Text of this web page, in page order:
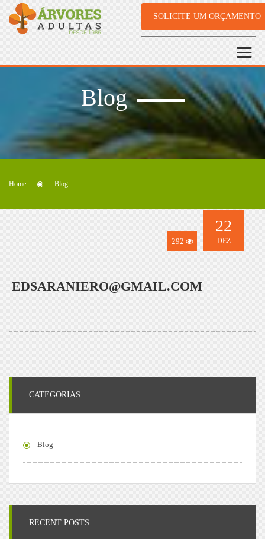
SOLICITE UM ORÇAMENTO
Blog
Home Blog
292
22
DEZ
EDSARANIERO@GMAIL.COM
CATEGORIAS
Blog
RECENT POSTS